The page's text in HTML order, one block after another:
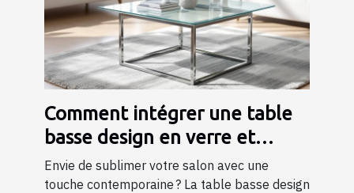
Comment intégrer une table
basse design en verre et
métal dans votre salon ?
Envie de sublimer votre salon avec une
touche contemporaine ? La table basse design